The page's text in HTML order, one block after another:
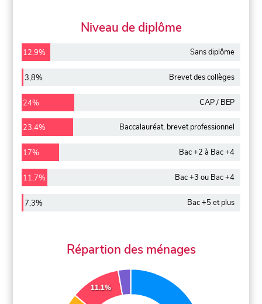
Niveau de diplôme
12,9% Sans diplôme
3,8% Brevet des collèges
24% CAP / BEP
23,4% Baccalauréat, brevet professionnel
17% Bac +2 à Bac +4
11,7% Bac +3 ou Bac +4
7,3% Bac +5 et plus
Répartion des ménages
11.1%